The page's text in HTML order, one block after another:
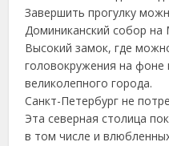
Завершить прогулку
Доминиканский собор
Высокий замок, где
головокружения на
великолепного города.
Санкт-Петербург не
Эта северная столица
в том числе и